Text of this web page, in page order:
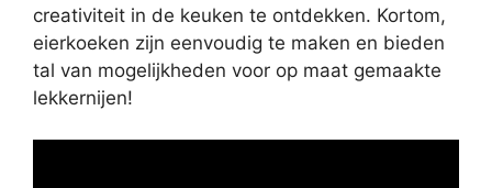
creativiteit in de keuken te ontdekken. Kortom,
eierkoeken zijn eenvoudig te maken en bieden
tal van mogelijkheden voor op maat gemaakte
lekkernijen!